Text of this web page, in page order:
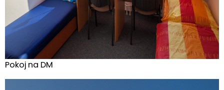
Pokoj na DM